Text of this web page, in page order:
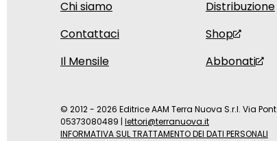
Chi siamo
Contattaci
Il Mensile
Distribuzione
Shop
Abbonati
© 2012 - 2026 Editrice AAM Terra Nuova S.r.l. Via
05373080489 | lettori@terranuova.it
INFORMATIVA SUL TRATTAMENTO DEI DATI PERSONALI